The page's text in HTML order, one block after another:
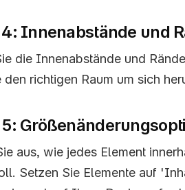
Innenabstände und
die Innenabstände und
den richtigen Raum um sich
aus, wie jedes Element
Setzen Sie Elemente auf